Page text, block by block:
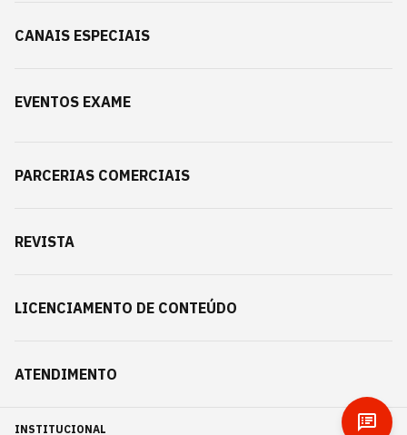
CANAIS ESPECIAIS
EVENTOS EXAME
PARCERIAS COMERCIAIS
REVISTA
LICENCIAMENTO DE CONTEÚDO
ATENDIMENTO
INSTITUCIONAL